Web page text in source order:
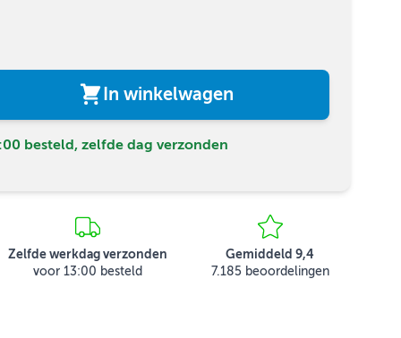
In winkelwagen
besteld, zelfde dag verzonden
Zelfde werkdag verzonden
voor 13:00 besteld
Gemiddeld 9,4
7.185 beoordelingen